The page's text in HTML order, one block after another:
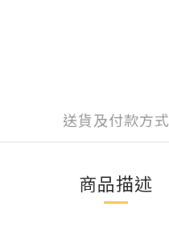
送貨及付款方式
商品描述